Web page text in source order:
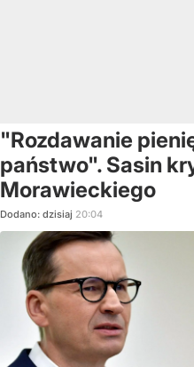
"Rozdawanie
państwo". Sasin
Morawieckiego
Dodano: dzisiaj 20:04